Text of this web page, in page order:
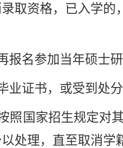
取资格，已入学的
报名参加当年硕士
业证书，或受到处
照国家招生规定对
处理，直至取消学